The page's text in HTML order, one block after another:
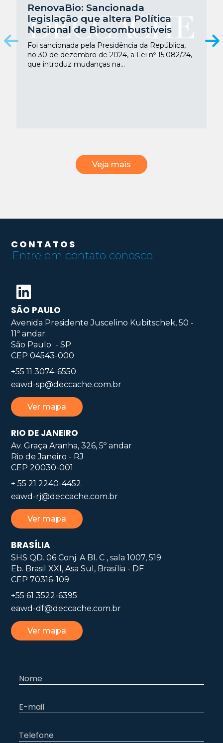
RenovaBio: Sancionada
legislação que altera Política
Nacional de Biocombustíveis
Foi sancionada pela Presidência da República,
no 30 de dezembro de 2024, a Lei nº 15.082/24,
que introduz mudanças na...
Veja mais
CONTATOS
Entre em contato conosco
SÃO PAULO
Avenida Presidente Juscelino Kubitschek, 50 -
11º andar.
São Paulo - SP
CEP 04543-000
+55 11 3074-6550
eawd-sp@deccache.com.br
Ver mapa
RIO DE JANEIRO
Av. Graça Aranha, 326, 5º andar
Rio de Janeiro - RJ
CEP 20030-001
+ 55 21 2240-4452
eawd-rj@deccache.com.br
Ver mapa
BRASÍLIA
SHS QD. 06 Conj. A Bl. C , sala 1007, 519
Eb. Brasil XXI, Asa Sul, Brasília - DF
CEP 70316-109
+55 61 3522-6395
eawd-df@deccache.com.br
Ver mapa